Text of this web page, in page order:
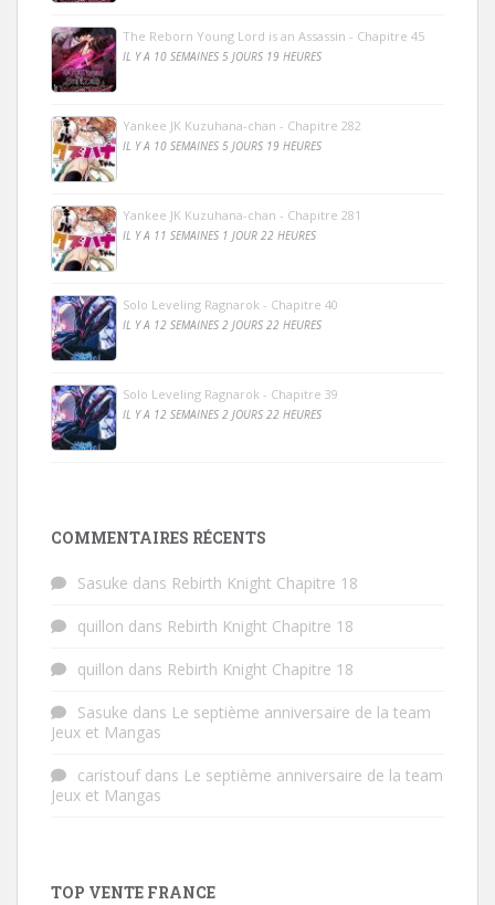
The Reborn Young Lord is an Assassin - Chapitre 45
IL Y A 10 SEMAINES 5 JOURS 19 HEURES
Yankee JK Kuzuhana-chan - Chapitre 282
IL Y A 10 SEMAINES 5 JOURS 19 HEURES
Yankee JK Kuzuhana-chan - Chapitre 281
IL Y A 11 SEMAINES 1 JOUR 22 HEURES
Solo Leveling Ragnarok - Chapitre 40
IL Y A 12 SEMAINES 2 JOURS 22 HEURES
Solo Leveling Ragnarok - Chapitre 39
IL Y A 12 SEMAINES 2 JOURS 22 HEURES
COMMENTAIRES RÉCENTS
Sasuke dans Rebirth Knight Chapitre 18
quillon dans Rebirth Knight Chapitre 18
quillon dans Rebirth Knight Chapitre 18
Sasuke dans Le septième anniversaire de la team
Jeux et Mangas
caristoufdans Le septième anniversaire de la team
Jeux et Mangas
TOP VENTE FRANCE